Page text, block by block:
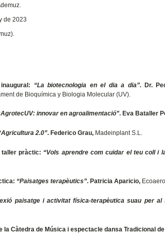
de 2023
“La biotecnologia en el dia a dia”. Dr.
de Bioquímica y Biologia Molecular (UV).
AgrotecUV: innovar en agroalimentació”. Eva Bataller
2.0”. Federico Grau, Madeinplant S.L.
pràctic: “Vols aprendre com cuidar el teu coll i
“Paisatges terapèutics”. Patricia Aparicio,
paisatge i activitat física-terapèutica suau per al
la Càtedra de Música i espectacle dansa Tradicional